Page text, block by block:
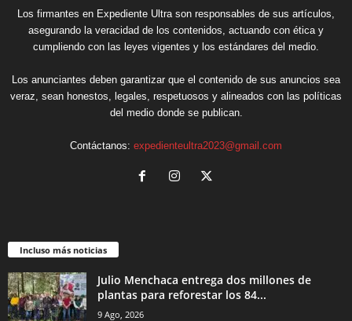
Los firmantes en Expediente Ultra son responsables de sus artículos,
asegurando la veracidad de los contenidos, actuando con ética y
cumpliendo con las leyes vigentes y los estándares del medio.
Los anunciantes deben garantizar que el contenido de sus anuncios sea
veraz, sean honestos, legales, respetuosos y alineados con las políticas
del medio donde se publican.
Contáctanos: expedienteultra2023@gmail.com
Incluso más noticias
Julio Menchaca entrega dos millones de
plantas para reforestar los 84...
9 Ago, 2026